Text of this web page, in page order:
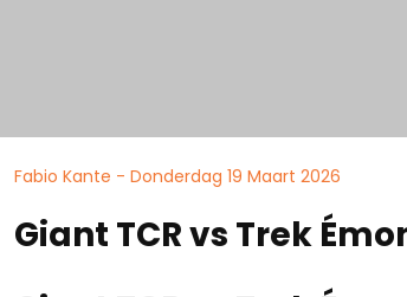
Fabio Kante - Donderdag 19 Maart 2026
Giant TCR vs Trek